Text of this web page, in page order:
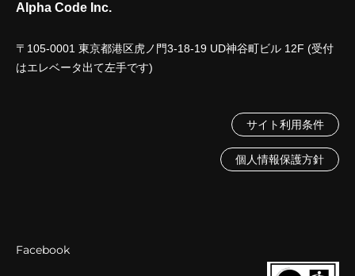
Alpha Code Inc.
〒105-0001 東京都港区虎ノ門3-18-19 UD神谷町ビル 12F (受付
はエレベータ出て左手です)
サイト利用条件
個人情報保護方針
Facebook